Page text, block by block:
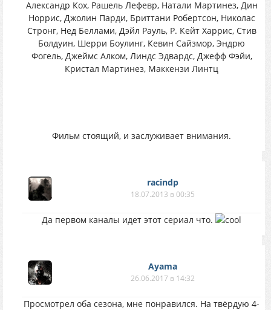
Александр Кох, Рашель Лефевр, Натали Мартинез, Дин
Норрис, Джолин Парди, Бриттани Робертсон, Николас
Стронг, Нед Беллами, Дэйл Рауль, Р. Кейт Харрис, Стив
Болдуин, Шерри Боулинг, Кевин Сайзмор, Эндрю
Фогель, Джеймс Алком, Линдс Эдвардс, Джефф Фэйи,
Кристал Мартинез, Маккензи Линтц
Фильм стоящий, и заслуживает внимания.
racindp
18.07.2013 в 00:35
Да первом каналы идет этот сериал что.
Ayama
26.06.2017 в 14:32
Просмотрел оба сезона, мне понравился. На твёрдую 4-